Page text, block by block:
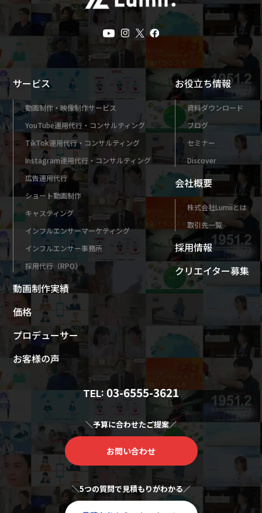
サービス
動画制作・映像制作サービス
YouTube運用代行・コンサルティング
TikTok運用代行・コンサルティング
Instagram運用代行・コンサルティング
広告運用代行
ショート動画制作
キャスティング
インフルエンサーマーケティング
インフルエンサー事務所
採用代行（RPO）
動画制作実績
価格
プロデューサー
お客様の声
お役立ち情報
資料ダウンロード
ブログ
セミナー
Discover
会社概要
株式会社Lumiiとは
取引先一覧
採用情報
クリエイター募集
TEL: 03-6555-3621
＼予算に合わせたご提案／
お問い合わせ
＼5つの質問で見積もりがわかる／